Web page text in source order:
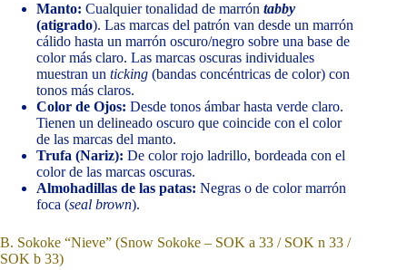
Manto: Cualquier tonalidad de marrón tabby
(atigrado). Las marcas del patrón van desde un marrón
cálido hasta un marrón oscuro/negro sobre una base de
color más claro. Las marcas oscuras individuales
muestran un ticking (bandas concéntricas de color) con
tonos más claros.
Color de Ojos: Desde tonos ámbar hasta verde claro.
Tienen un delineado oscuro que coincide con el color
de las marcas del manto.
Trufa (Nariz): De color rojo ladrillo, bordeada con el
color de las marcas oscuras.
Almohadillas de las patas: Negras o de color marrón
foca (seal brown).
B. Sokoke “Nieve” (Snow Sokoke – SOK a 33 / SOK n 33 /
SOK b 33)